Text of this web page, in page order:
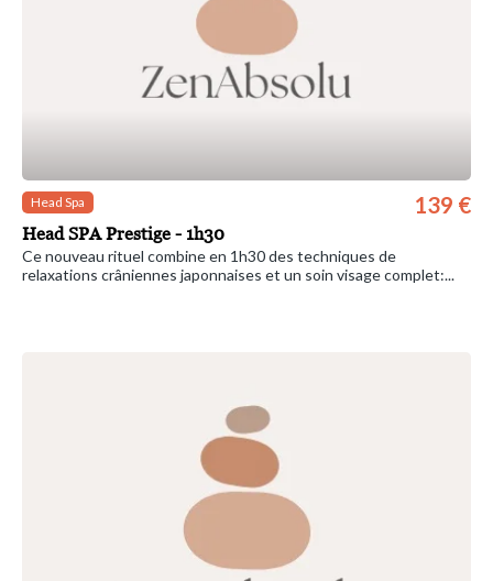
Head Spa
Head SPA Prestige - 1h30
139 €
Ce nouveau rituel combine en 1h30 des techniques de
relaxations crâniennes japonnaises et un soin visage complet:...